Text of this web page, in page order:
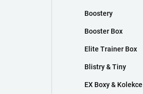
Boostery
Booster Box
Elite Trainer Box
Blistry & Tiny
EX Boxy & Kolekce